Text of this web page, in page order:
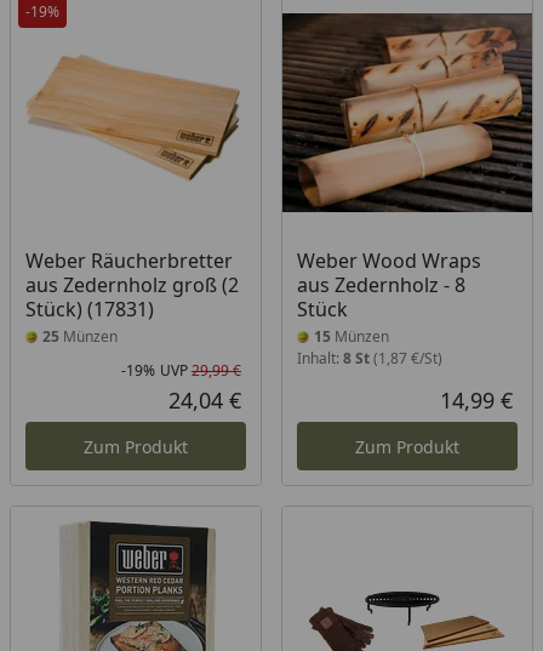
-19%
Weber Räucherbretter
aus Zedernholz groß (2
Stück) (17831)
25 Münzen
Rabatt in Prozent
-19%
Ursprünglicher Preis
UVP29,99 €
Aktueller Preis
24,04 €
Zum Produkt
Weber Wood Wraps
aus Zedernholz - 8
Stück
15 Münzen
Inhalt: 8 St(1,87 €/St)
14,99 €
Zum Produkt